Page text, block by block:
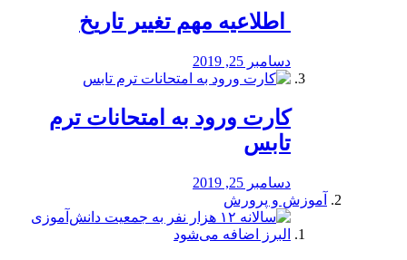
️ اطلاعیه مهم تغییر تاریخ
دسامبر 25, 2019
کارت ورود به امتحانات ترم
تابس
دسامبر 25, 2019
آموزش و پرورش